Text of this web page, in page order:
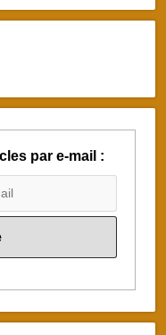
par e-mail :